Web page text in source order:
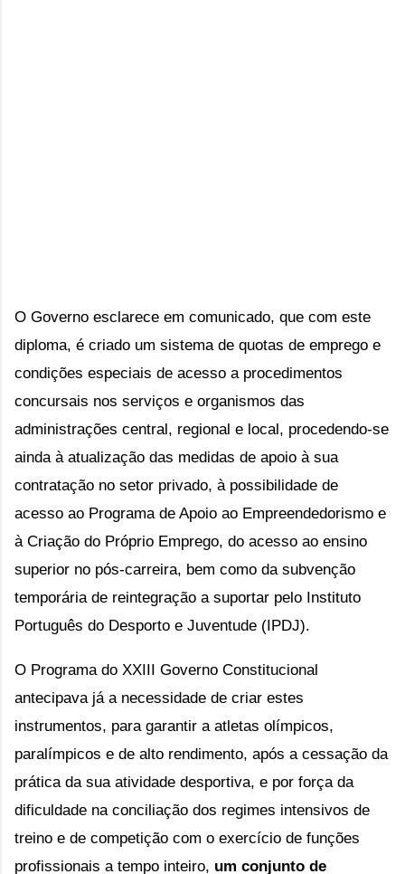
O Governo esclarece em comunicado, que com este
diploma, é criado um sistema de quotas de emprego e
condições especiais de acesso a procedimentos
concursais nos serviços e organismos das
administrações central, regional e local, procedendo-se
ainda à atualização das medidas de apoio à sua
contratação no setor privado, à possibilidade de
acesso ao Programa de Apoio ao Empreendedorismo e
à Criação do Próprio Emprego, do acesso ao ensino
superior no pós-carreira, bem como da subvenção
temporária de reintegração a suportar pelo Instituto
Português do Desporto e Juventude (IPDJ).
O Programa do XXIII Governo Constitucional
antecipava já a necessidade de criar estes
instrumentos, para garantir a atletas olímpicos,
paralímpicos e de alto rendimento, após a cessação da
prática da sua atividade desportiva, e por força da
dificuldade na conciliação dos regimes intensivos de
treino e de competição com o exercício de funções
profissionais a tempo inteiro, um conjunto de